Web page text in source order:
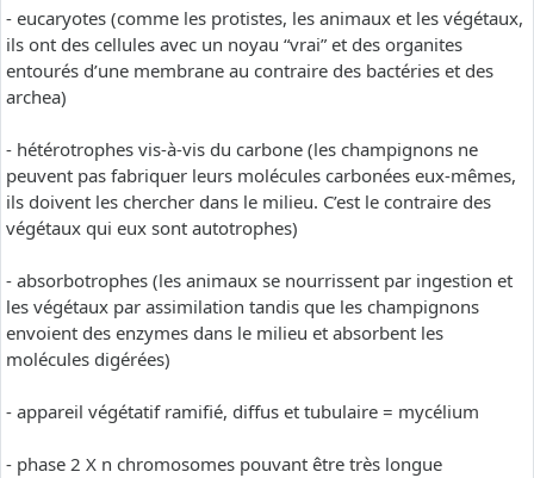
- eucaryotes (comme les protistes, les animaux et les végétaux,
ils ont des cellules avec un noyau “vrai” et des organites
entourés d’une membrane au contraire des bactéries et des
archea)
- hétérotrophes vis-à-vis du carbone (les champignons ne
peuvent pas fabriquer leurs molécules carbonées eux-mêmes,
ils doivent les chercher dans le milieu. C’est le contraire des
végétaux qui eux sont autotrophes)
- absorbotrophes (les animaux se nourrissent par ingestion et
les végétaux par assimilation tandis que les champignons
envoient des enzymes dans le milieu et absorbent les
molécules digérées)
- appareil végétatif ramifié, diffus et tubulaire = mycélium
- phase 2 X n chromosomes pouvant être très longue